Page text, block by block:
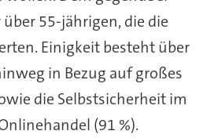
55-jährigen, die die
Einigkeit besteht über
in Bezug auf großes
die Selbstsicherheit im
(91 %).